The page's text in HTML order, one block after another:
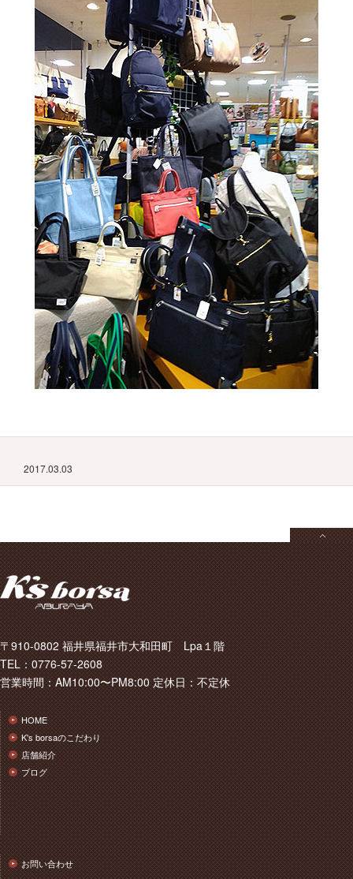
2017.03.03
〒910-0802 福井県福井市大和田町 Lpa１階
TEL：0776-57-2608
営業時間：AM10:00〜PM8:00 定休日：不定休
HOME
K's borsaのこだわり
店舗紹介
ブログ
お問い合わせ